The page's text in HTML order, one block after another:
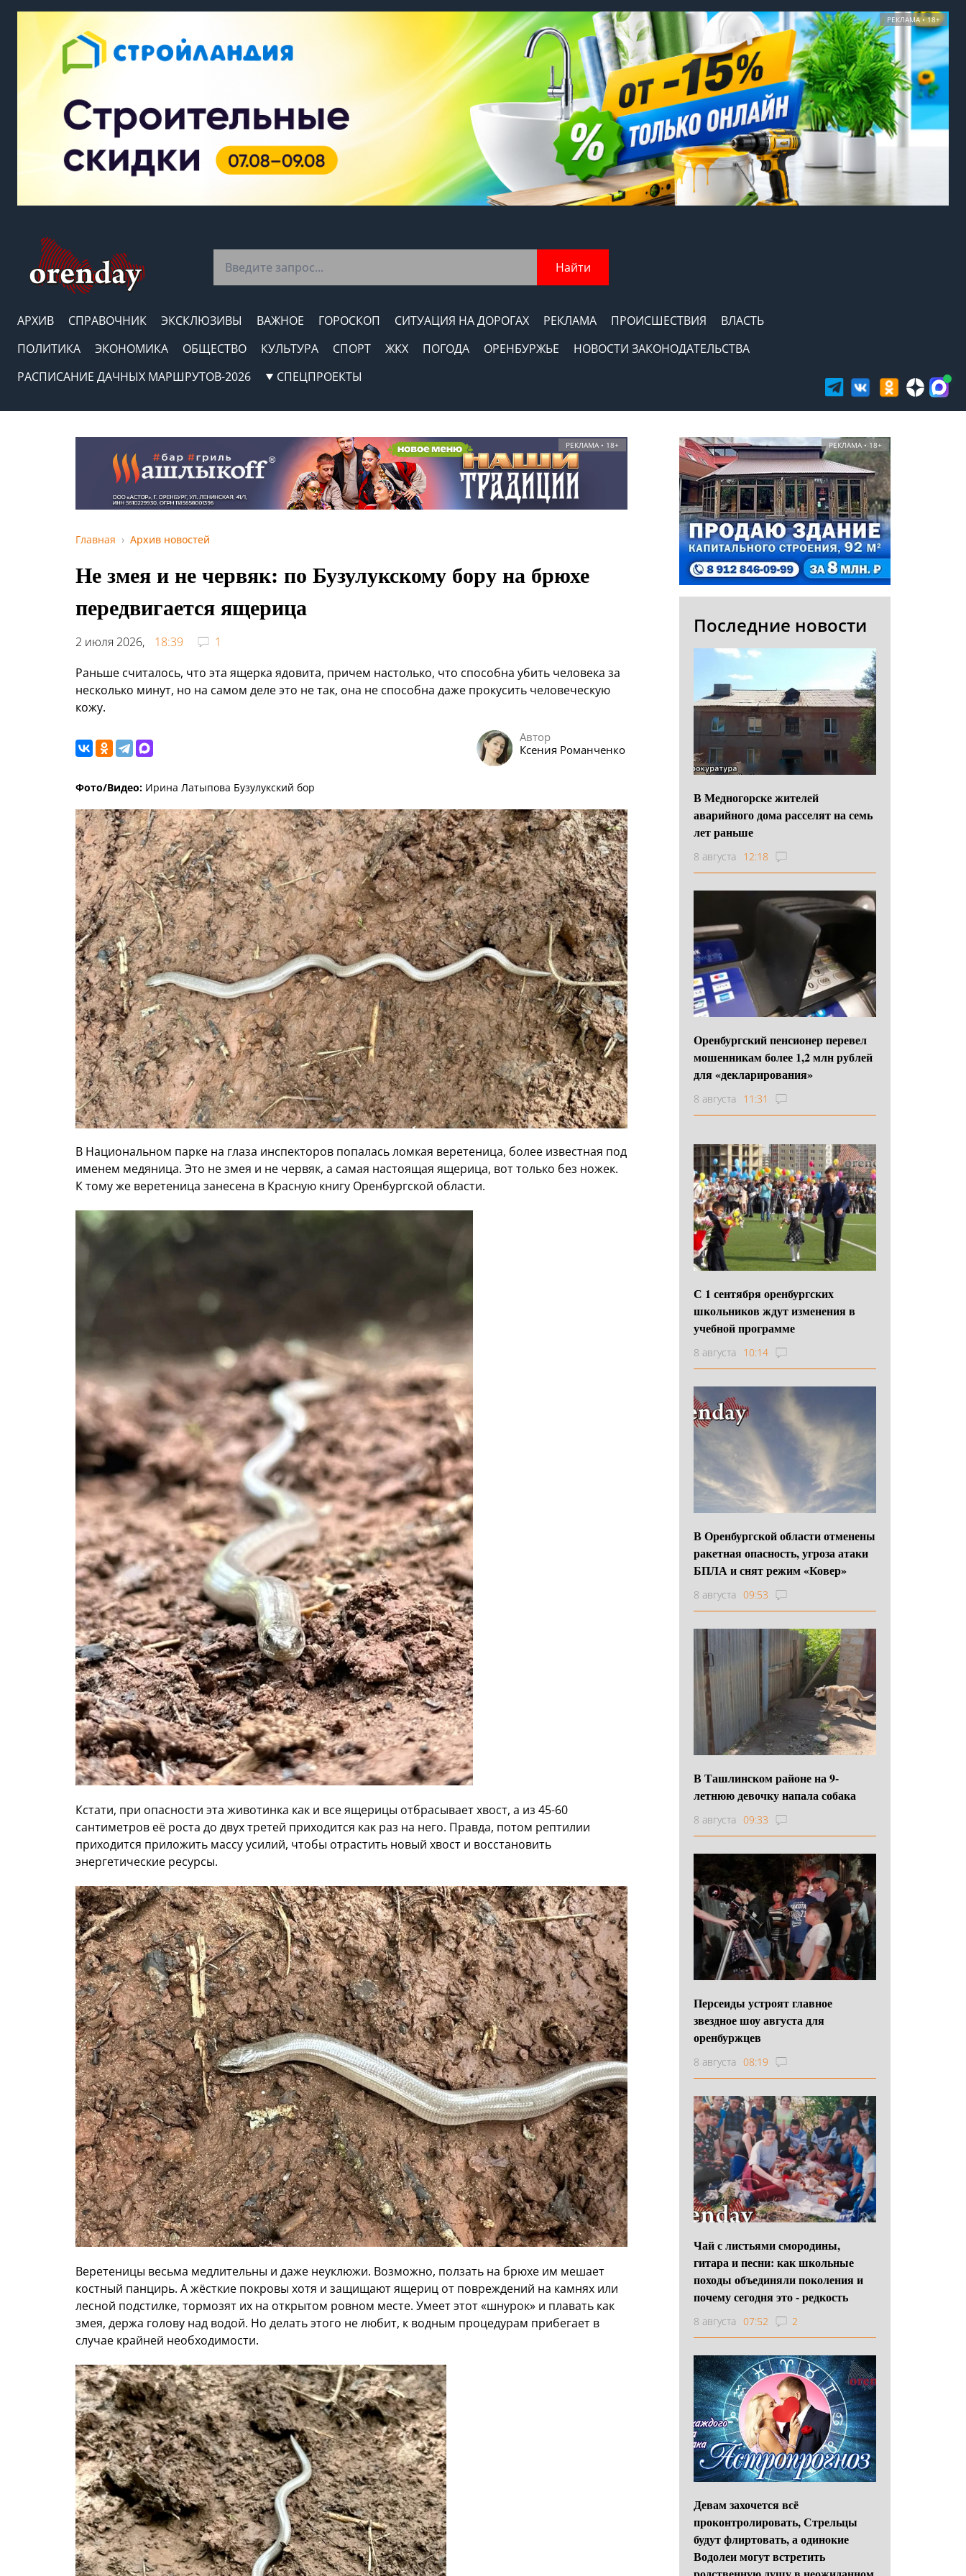
РЕКЛАМА • 18+
Найти
АРХИВ СПРАВОЧНИК ЭКСКЛЮЗИВЫ ВАЖНОЕ ГОРОСКОП СИТУАЦИЯ НА ДОРОГАХ РЕКЛАМА ПРОИСШЕСТВИЯ
ВЛАСТЬ
ПОЛИТИКА
ЭКОНОМИКА ОБЩЕСТВО КУЛЬТУРА СПОРТ ЖКХ ПОГОДА ОРЕНБУРЖЬЕ
НОВОСТИ ЗАКОНОДАТЕЛЬСТВА
РАСПИСАНИЕ ДАЧНЫХ МАРШРУТОВ-2026
СПЕЦПРОЕКТЫ
РЕКЛАМА • 18+
Главная Архив новостей
Не змея и не червяк: по Бузулукскому бору на брюхе
передвигается ящерица
2 июля 2026, 18:39
1
Раньше считалось, что эта ящерка ядовита, причем настолько, что способна убить человека за
несколько минут, но на самом деле это не так, она не способна даже прокусить человеческую
кожу.
Автор
Ксения Романченко
Фото/Видео: Ирина Латыпова Бузулукский бор
В Национальном парке на глаза инспекторов попалась ломкая веретеница, более известная под
именем медяница. Это не змея и не червяк, а самая настоящая ящерица, вот только без ножек.
К тому же веретеница занесена в Красную книгу Оренбургской области.
Кстати, при опасности эта животинка как и все ящерицы отбрасывает хвост, а из 45-60
сантиметров её роста до двух третей приходится как раз на него. Правда, потом рептилии
приходится приложить массу усилий, чтобы отрастить новый хвост и восстановить
энергетические ресурсы.
Веретеницы весьма медлительны и даже неуклюжи. Возможно, ползать на брюхе им мешает
костный панцирь. А жёсткие покровы хотя и защищают ящериц от повреждений на камнях или
лесной подстилке, тормозят их на открытом ровном месте. Умеет этот «шнурок» и плавать как
змея, держа голову над водой. Но делать этого не любит, к водным процедурам прибегает в
случае крайней необходимости.
РЕКЛАМА • 18+
Последние новости
В Медногорске жителей
аварийного дома расселят на семь
лет раньше
8 августа 12:18
Оренбургский пенсионер перевел
мошенникам более 1,2 млн рублей
для «декларирования»
8 августа 11:31
С 1 сентября оренбургских
школьников ждут изменения в
учебной программе
8 августа 10:14
В Оренбургской области отменены
ракетная опасность, угроза атаки
БПЛА и снят режим «Ковер»
8 августа 09:53
В Ташлинском районе на 9-
летнюю девочку напала собака
8 августа 09:33
Персеиды устроят главное
звездное шоу августа для
оренбуржцев
8 августа 08:19
Чай с листьями смородины,
гитара и песни: как школьные
походы объединяли поколения и
почему сегодня это - редкость
8 августа 07:52 2
Девам захочется всё
проконтролировать, Стрельцы
будут флиртовать, а одинокие
Водолеи могут встретить